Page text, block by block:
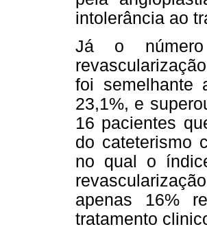
intolerância ao
Já o
foi semelhante
23,1%, e
16 pacientes
do cateterismo
no qual o
apenas 16%
tratamento